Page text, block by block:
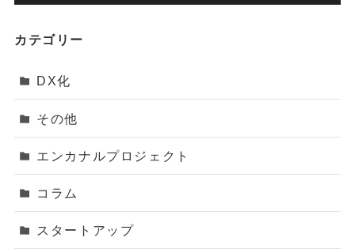
カテゴリー
DX化
その他
エンカナルプロジェクト
コラム
スタートアップ